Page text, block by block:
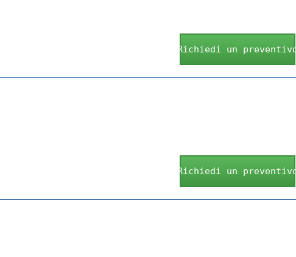
Richiedi un preventivo
Richiedi un preventivo